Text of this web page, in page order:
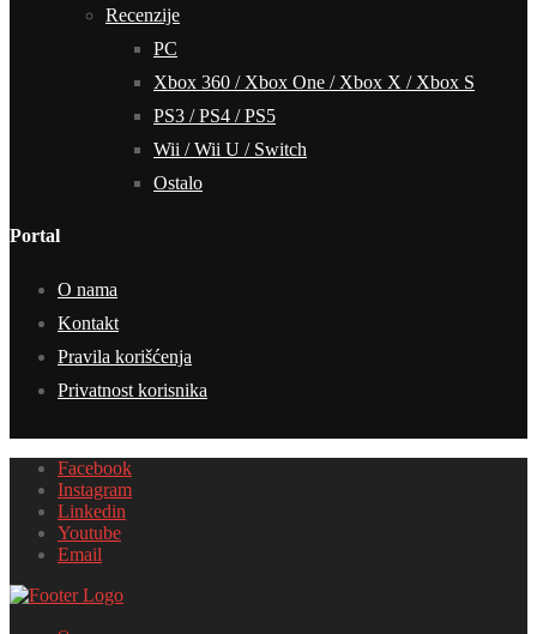
Recenzije
PC
Xbox 360 / Xbox One / Xbox X / Xbox S
PS3 / PS4 / PS5
Wii / Wii U / Switch
Ostalo
Portal
O nama
Kontakt
Pravila korišćenja
Privatnost korisnika
Facebook
Instagram
Linkedin
Youtube
Email